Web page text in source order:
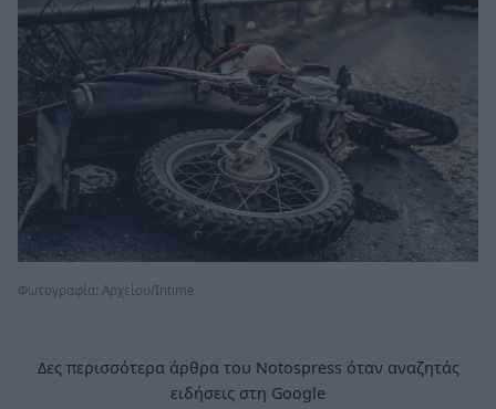
Φωτογραφία: Αρχείου/Intime
Δες περισσότερα άρθρα του Notospress όταν αναζητάς
ειδήσεις στη Google